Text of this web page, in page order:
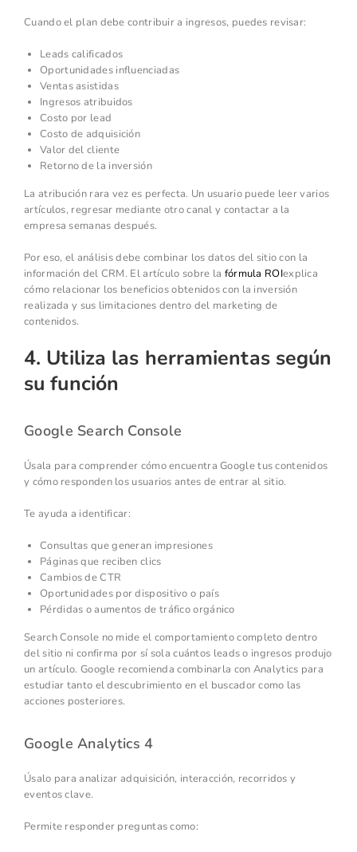
Cuando el plan debe contribuir a ingresos, puedes revisar:
Leads calificados
Oportunidades influenciadas
Ventas asistidas
Ingresos atribuidos
Costo por lead
Costo de adquisición
Valor del cliente
Retorno de la inversión
La atribución rara vez es perfecta. Un usuario puede leer varios
artículos, regresar mediante otro canal y contactar a la
empresa semanas después.
Por eso, el análisis debe combinar los datos del sitio con la
información del CRM. El artículo sobre la fórmula ROIexplica
cómo relacionar los beneficios obtenidos con la inversión
realizada y sus limitaciones dentro del marketing de
contenidos.
4. Utiliza las herramientas según
su función
Google Search Console
Úsala para comprender cómo encuentra Google tus contenidos
y cómo responden los usuarios antes de entrar al sitio.
Te ayuda a identificar:
Consultas que generan impresiones
Páginas que reciben clics
Cambios de CTR
Oportunidades por dispositivo o país
Pérdidas o aumentos de tráfico orgánico
Search Console no mide el comportamiento completo dentro
del sitio ni confirma por sí sola cuántos leads o ingresos produjo
un artículo. Google recomienda combinarla con Analytics para
estudiar tanto el descubrimiento en el buscador como las
acciones posteriores.
Google Analytics 4
Úsalo para analizar adquisición, interacción, recorridos y
eventos clave.
Permite responder preguntas como: